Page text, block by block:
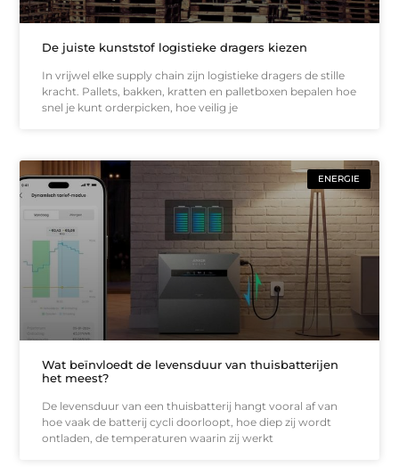
De juiste kunststof logistieke dragers kiezen
In vrijwel elke supply chain zijn logistieke dragers de stille
kracht. Pallets, bakken, kratten en palletboxen bepalen hoe
snel je kunt orderpicken, hoe veilig je
ENERGIE
Wat beïnvloedt de levensduur van thuisbatterijen
het meest?
De levensduur van een thuisbatterij hangt vooral af van
hoe vaak de batterij cycli doorloopt, hoe diep zij wordt
ontladen, de temperaturen waarin zij werkt